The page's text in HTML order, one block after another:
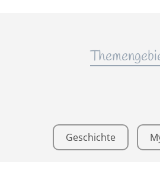
Geschichte